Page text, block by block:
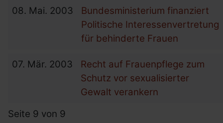
08. Mai. 2003
Bundesministerium finanziert
Politische Interessenvertretung
für behinderte Frauen
07. Mär. 2003
Recht auf Frauenpflege zum
Schutz vor sexualisierter
Gewalt verankern
Seite 9 von 9